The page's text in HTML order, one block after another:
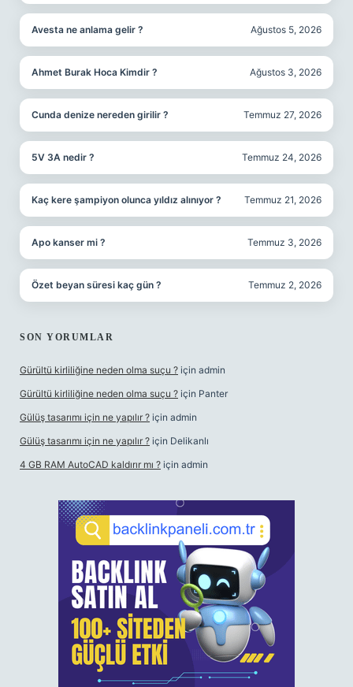
Avesta ne anlama gelir ? Ağustos 5, 2026
Ahmet Burak Hoca Kimdir ? Ağustos 3, 2026
Cunda denize nereden girilir ? Temmuz 27, 2026
5V 3A nedir ? Temmuz 24, 2026
Kaç kere şampiyon olunca yıldız alınıyor ? Temmuz 21, 2026
Apo kanser mi ? Temmuz 3, 2026
Özet beyan süresi kaç gün ? Temmuz 2, 2026
SON YORUMLAR
Gürültü kirliliğine neden olma suçu ? için admin
Gürültü kirliliğine neden olma suçu ? için Panter
Gülüş tasarımı için ne yapılır ? için admin
Gülüş tasarımı için ne yapılır ? için Delikanlı
4 GB RAM AutoCAD kaldırır mı ? için admin